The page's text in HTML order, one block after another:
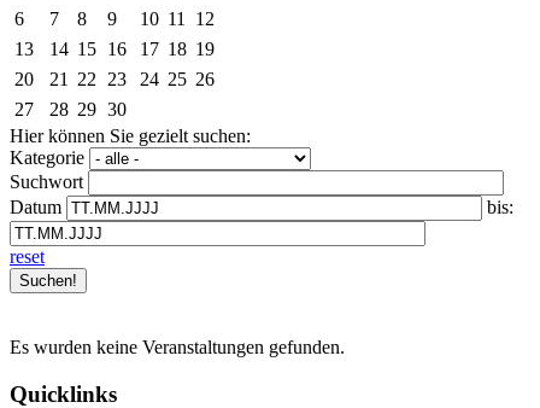
6
7 8 9 10 11
12
13
14 15 16 17 18 19
20
21 22 23 24 25 26
27
28 29 30
Hier können Sie gezielt suchen:
Kategorie
Suchwort
Datum
bis:
reset
Es wurden keine Veranstaltungen gefunden.
Quicklinks